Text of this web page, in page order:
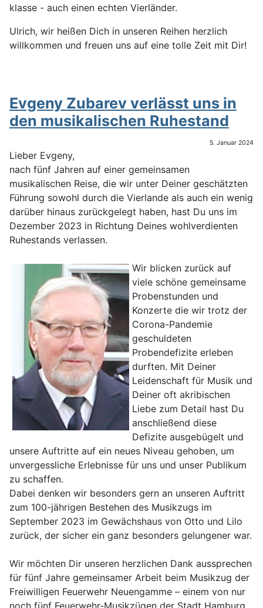
klasse - auch einen echten Vierländer.
Ulrich, wir heißen Dich in unseren Reihen herzlich
willkommen und freuen uns auf eine tolle Zeit mit Dir!
Evgeny Zubarev verlässt uns in
den musikalischen Ruhestand
5. Januar 2024
Lieber Evgeny,
nach fünf Jahren auf einer gemeinsamen
musikalischen Reise, die wir unter Deiner geschätzten
Führung sowohl durch die Vierlande als auch ein wenig
darüber hinaus zurückgelegt haben, hast Du uns im
Dezember 2023 in Richtung Deines wohlverdienten
Ruhestands verlassen.
Wir blicken zurück auf
viele schöne gemeinsame
Probenstunden und
Konzerte die wir trotz der
Corona-Pandemie
geschuldeten
Probendefizite erleben
durften. Mit Deiner
Leidenschaft für Musik und
Deiner oft akribischen
Liebe zum Detail hast Du
anschließend diese
Defizite ausgebügelt und
unsere Auftritte auf ein neues Niveau gehoben, um
unvergessliche Erlebnisse für uns und unser Publikum
zu schaffen.
Dabei denken wir besonders gern an unseren Auftritt
zum 100-jährigen Bestehen des Musikzugs im
September 2023 im Gewächshaus von Otto und Lilo
zurück, der sicher ein ganz besonders gelungener war.
Wir möchten Dir unseren herzlichen Dank aussprechen
für fünf Jahre gemeinsamer Arbeit beim Musikzug der
Freiwilligen Feuerwehr Neuengamme – einem von nur
noch fünf Feuerwehr-Musikzügen der Stadt Hamburg.